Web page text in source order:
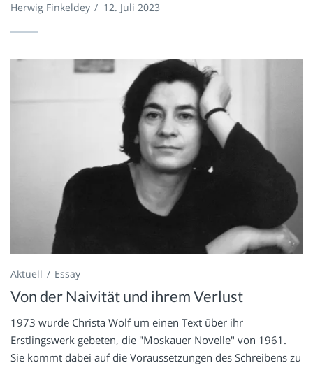
Herwig Finkeldey / 12. Juli 2023
Aktuell Essay
Von der Naivität und ihrem Verlust
1973 wurde Christa Wolf um einen Text über ihr
Erstlingswerk gebeten, die "Moskauer Novelle" von 1961.
Sie kommt dabei auf die Voraussetzungen des Schreibens zu